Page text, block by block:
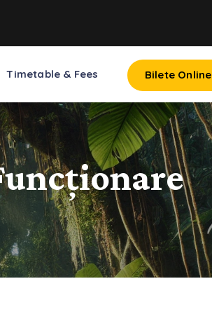
Timetable & Fees Bilete Online